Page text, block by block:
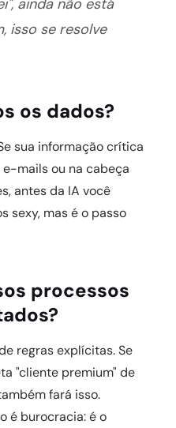
ainda não está
isso se resolve
os dados?
sua informação crítica
e-mails ou na cabeça
antes da IA você
sexy, mas é o passo
processos
regras explícitas. Se
"cliente premium" de
fará isso.
é burocracia: é o